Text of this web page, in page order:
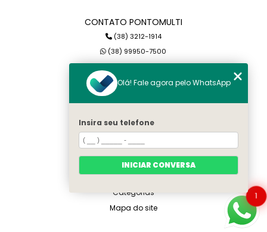
CONTATO PONTOMULTI
(38) 3212-1914
(38) 99950-7500
petterson@pontomulti.com.br
Quem somos
Serviços
Blog
Contato
Categorias
Mapa do site
1
Olá! Fale agora pelo WhatsApp
Insira seu telefone
INICIAR CONVERSA